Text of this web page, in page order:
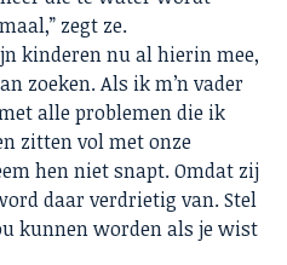
zegt ze.
kinderen nu al hierin mee,
zoeken. Als ik m’n vader
alle problemen die ik
zitten vol met onze
hen niet snapt. Omdat zij
daar verdrietig van. Stel
kunnen worden als je wist